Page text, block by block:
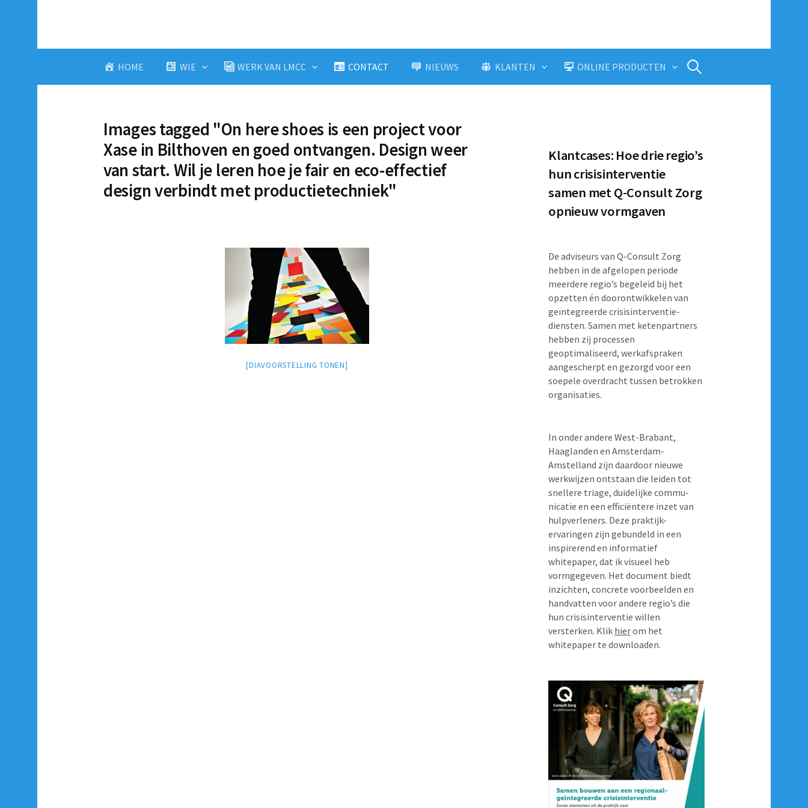
HOME WIE WERK VAN LMCC CONTACT NIEUWS KLANTEN ONLINE PRODUCTEN Zoeken
Images tagged "On here shoes is een project voor
Xase in Bilthoven en goed ontvangen. Design weer
van start. Wil je leren hoe je fair en eco-effectief
design verbindt met productietechniek"
[DIAVOORSTELLING TONEN]
Klantcases: Hoe drie regio’s
hun crisisinterventie
samen met Q-Consult Zorg
opnieuw vormgaven
De adviseurs van Q-Consult Zorg
hebben in de afgelopen periode
meerdere regio’s begeleid bij het
opzetten én doorontwikkelen van
geïntegreerde crisisinterventie-
diensten. Samen met ketenpartners
hebben zij processen
geoptimaliseerd, werkafspraken
aangescherpt en gezorgd voor een
soepele overdracht tussen betrokken
organisaties.
In onder andere West-Brabant,
Haaglanden en Amsterdam-
Amstelland zijn daardoor nieuwe
werkwijzen ontstaan die leiden tot
snellere triage, duidelijke commu-
nicatie en een efficiëntere inzet van
hulpverleners. Deze praktijk-
ervaringen zijn gebundeld in een
inspirerend en informatief
whitepaper, dat ik visueel heb
vormgegeven. Het document biedt
inzichten, concrete voorbeelden en
handvatten voor andere regio’s die
hun crisisinterventie willen
versterken. Klik hierom het
whitepaper te downloaden.